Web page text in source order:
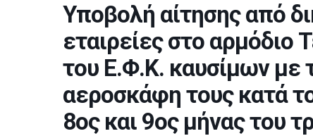
Υποβολή αίτησης από
εταιρείες στο αρμόδιο
του Ε.Φ.Κ. καυσίμων με
αεροσκάφη τους κατά
8ος και 9ος μήνας του